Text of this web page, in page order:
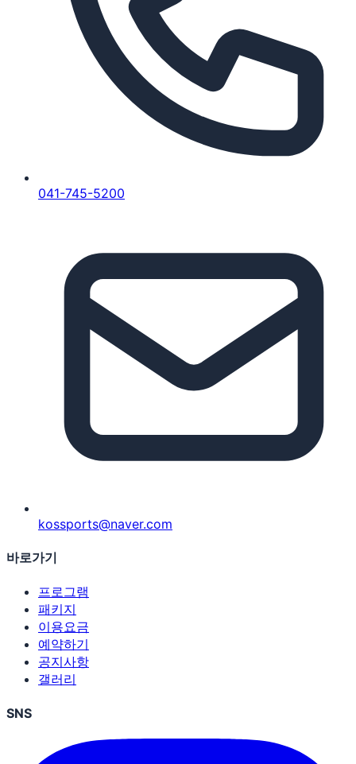
041-745-5200
kossports@naver.com
바로가기
프로그램
패키지
이용요금
예약하기
공지사항
갤러리
SNS